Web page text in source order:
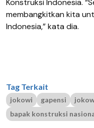
Konstruksi Indonesia.
membangkitkan kita
Indonesia,” kata dia.
Tag Terkait
jokowi gapensi
bapak konstruksi